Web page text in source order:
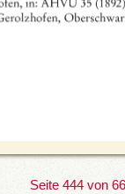
Seite 444 von